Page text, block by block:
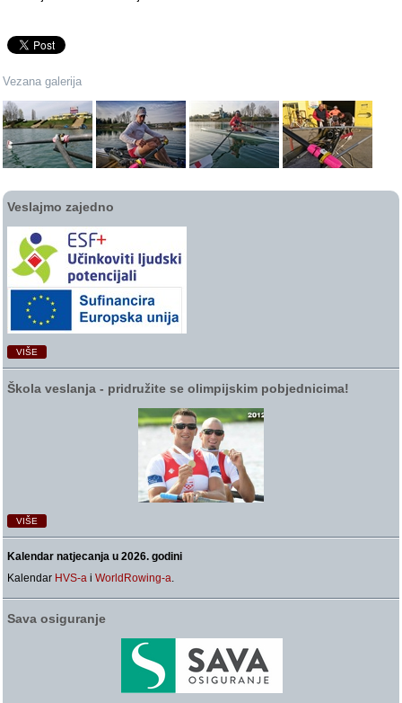
Vezana galerija
Veslajmo zajedno
VIŠE
Škola veslanja ‑ pridružite se olimpijskim pobjednicima!
VIŠE
Kalendar natjecanja u 2026. godini
Kalendar HVS-a iWorldRowing-a.
Sava osiguranje